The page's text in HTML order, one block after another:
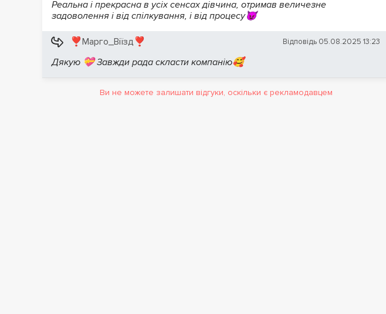
Реальна і прекрасна в усіх сенсах дівчина, отримав величезне
задоволення і від спілкування, і від процесу😈
❣️Марго_Віїзд❣️ Відповідь 05.08.2025 13:23
Дякую 💝 Завжди рада скласти компанію🥰
Ви не можете залишати відгуки, оскільки є рекламодавцем